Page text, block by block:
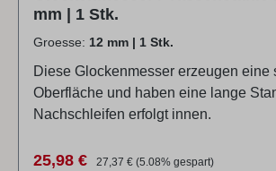
mm | 1 Stk.
Groesse: 12 mm | 1 Stk.
Diese Glockenmesser erzeugen eine
Oberfläche und haben eine lange
Nachschleifen erfolgt innen.
Verkaufspreis:
25,98 € Regulärer Preis:
27,37 € (5.08% gespart)